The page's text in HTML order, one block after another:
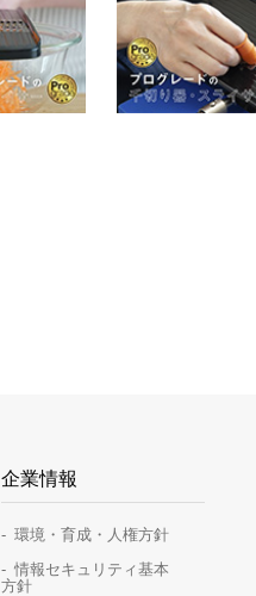
企業情報
環境・育成・人権方針
情報セキュリティ基本
方針